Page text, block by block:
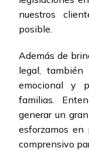
nuestros
posible.
Además de
legal, también
emocional y
familias.
generar un
esforzamos en
comprensivo